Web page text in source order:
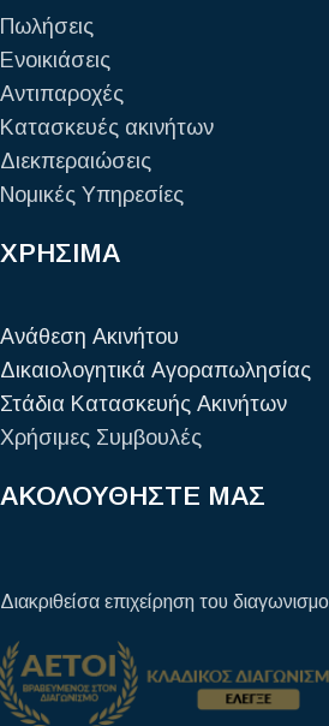
Πωλήσεις
Ενοικιάσεις
Αντιπαροχές
Κατασκευές ακινήτων
Διεκπεραιώσεις
Νομικές Υπηρεσίες
ΧΡΗΣΙΜΑ
Ανάθεση Ακινήτου
Δικαιολογητικά Αγοραπωλησίας
Στάδια Κατασκευής Ακινήτων
Χρήσιμες Συμβουλές
ΑΚΟΛΟΥΘΗΣΤΕ ΜΑΣ
Διακριθείσα επιχείρηση του διαγωνισμού